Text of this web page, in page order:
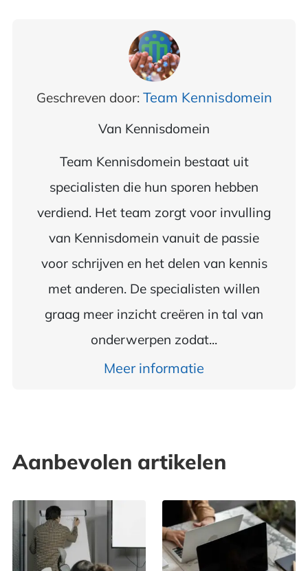
Geschreven door: Team Kennisdomein
Van Kennisdomein
Team Kennisdomein bestaat uit
specialisten die hun sporen hebben
verdiend. Het team zorgt voor invulling
van Kennisdomein vanuit de passie
voor schrijven en het delen van kennis
met anderen. De specialisten willen
graag meer inzicht creëren in tal van
onderwerpen zodat...
Meer informatie
Aanbevolen artikelen